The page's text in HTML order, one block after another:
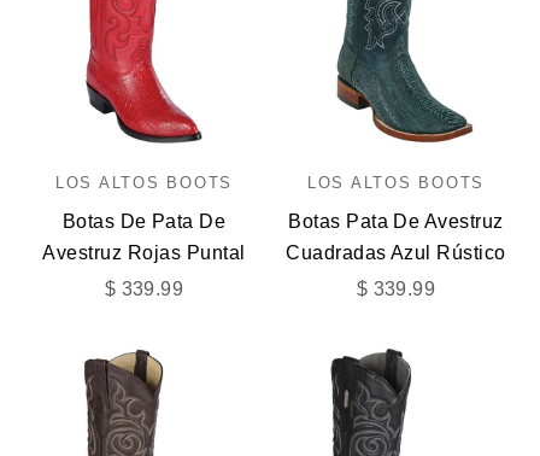
LOS ALTOS BOOTS
Botas De Pata De
Avestruz Rojas Puntal
Precio de oferta
$ 339.99
LOS ALTOS BOOTS
Botas Pata De Avestruz
Cuadradas Azul Rústico
Precio de oferta
$ 339.99